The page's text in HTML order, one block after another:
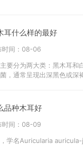
耳什么样的最好
时间：08-06
要分为两大类：黑木耳和
，通常呈现出深黑色或深
品种木耳好
时间：08-09
学名Auricularia